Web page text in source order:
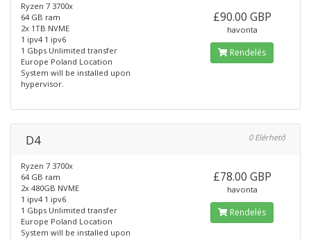
Ryzen 7 3700x
64 GB ram
2x 1TB NVME
1 ipv4 1 ipv6
1 Gbps Unlimited transfer
Europe Poland Location
System will be installed upon
hypervisor.
£90.00 GBP
havonta
Rendelés
D4 0 Elérhető
Ryzen 7 3700x
64 GB ram
2x 480GB NVME
1 ipv4 1 ipv6
1 Gbps Unlimited transfer
Europe Poland Location
System will be installed upon
£78.00 GBP
havonta
Rendelés